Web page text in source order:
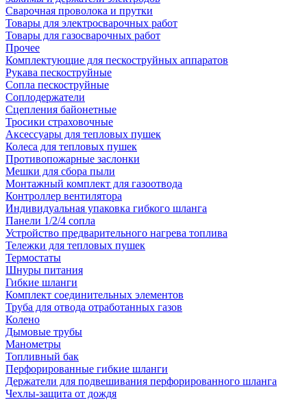
Сварочная проволока и прутки
Товары для электросварочных работ
Товары для газосварочных работ
Прочее
Комплектующие для пескоструйных аппаратов
Рукава пескоструйные
Сопла пескоструйные
Соплодержатели
Сцепления байонетные
Тросики страховочные
Аксессуары для тепловых пушек
Колеса для тепловых пушек
Противопожарные заслонки
Мешки для сбора пыли
Монтажный комплект для газоотвода
Контроллер вентилятора
Индивидуальная упаковка гибкого шланга
Панели 1/2/4 сопла
Устройство предварительного нагрева топлива
Тележки для тепловых пушек
Термостаты
Шнуры питания
Гибкие шланги
Комплект соединительных элементов
Труба для отвода отработанных газов
Колено
Дымовые трубы
Манометры
Топливный бак
Перфорированные гибкие шланги
Держатели для подвешивания перфорированного шланга
Чехлы-защита от дождя